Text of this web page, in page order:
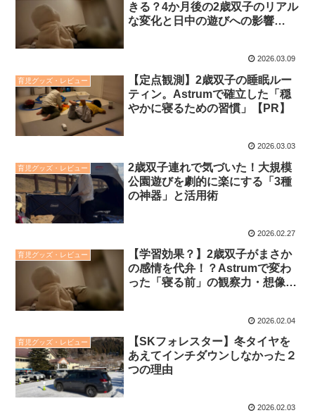
きる？4か月後の2歳双子のリアル
な変化と日中の遊びへの影響
2026.03.09
育児グッズ・レビュー
【定点観測】2歳双子の睡眠ルー
ティン。Astrumで確立した「穏
やかに寝るための習慣」【PR】
2026.03.03
育児グッズ・レビュー
2歳双子連れで気づいた！大規模
公園遊びを劇的に楽にする「3種
の神器」と活用術
2026.02.27
育児グッズ・レビュー
【学習効果？】2歳双子がまさか
の感情を代弁！？Astrumで変わ
った「寝る前」の観察力・想像力
2026.02.04
育児グッズ・レビュー
【SKフォレスター】冬タイヤを
あえてインチダウンしなかった２
つの理由
2026.02.03